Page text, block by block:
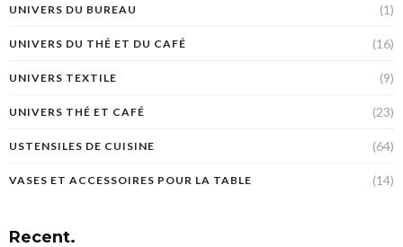
UNIVERS DU BUREAU (1)
UNIVERS DU THÉ ET DU CAFÉ (16)
UNIVERS TEXTILE (9)
UNIVERS THÉ ET CAFÉ (23)
USTENSILES DE CUISINE (64)
VASES ET ACCESSOIRES POUR LA TABLE (14)
Recent.